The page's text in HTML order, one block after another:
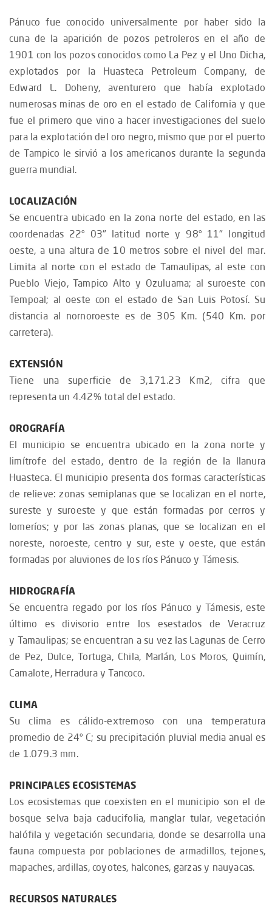
Pánuco fue conocido universalmente por haber sido la
cuna de la aparición de pozos petroleros en el año de
1901 con los pozos conocidos como La Pez y el Uno Dicha,
explotados por la Huasteca Petroleum Company, de
Edward L. Doheny, aventurero que había explotado
numerosas minas de oro en el estado de California y que
fue el primero que vino a hacer investigaciones del suelo
para la explotación del oro negro, mismo que por el puerto
de Tampico le sirvió a los americanos durante la segunda
guerra mundial.
LOCALIZACIÓN
Se encuentra ubicado en la zona norte del estado, en las
coordenadas 22° 03" latitud norte y 98° 11" longitud
oeste, a una altura de 10 metros sobre el nivel del mar.
Limita al norte con el estado de Tamaulipas, al este con
Pueblo Viejo, Tampico Alto y Ozuluama; al suroeste con
Tempoal; al oeste con el estado de San Luis Potosí. Su
distancia al nornoroeste es de 305 Km. (540 Km. por
carretera).
EXTENSIÓN
Tiene una superficie de 3,171.23 Km2, cifra que
representa un 4.42% total del estado.
OROGRAFÍA
El municipio se encuentra ubicado en la zona norte y
limítrofe del estado, dentro de la región de la llanura
Huasteca. El municipio presenta dos formas características
de relieve: zonas semiplanas que se localizan en el norte,
sureste y suroeste y que están formadas por cerros y
lomeríos; y por las zonas planas, que se localizan en el
noreste, noroeste, centro y sur, este y oeste, que están
formadas por aluviones de los ríos Pánuco y Támesis.
HIDROGRAFÍA
Se encuentra regado por los ríos Pánuco y Támesis, este
último es divisorio entre los esestados de Veracruz
y Tamaulipas; se encuentran a su vez las Lagunas de Cerro
de Pez, Dulce, Tortuga, Chila, Marlán, Los Moros, Quimín,
Camalote, Herradura y Tancoco.
CLIMA
Su clima es cálido-extremoso con una temperatura
promedio de 24° C; su precipitación pluvial media anual es
de 1.079.3 mm.
PRINCIPALES ECOSISTEMAS
Los ecosistemas que coexisten en el municipio son el de
bosque selva baja caducifolia, manglar tular, vegetación
halófila y vegetación secundaria, donde se desarrolla una
fauna compuesta por poblaciones de armadillos, tejones,
mapaches, ardillas, coyotes, halcones, garzas y nauyacas.
RECURSOS NATURALES